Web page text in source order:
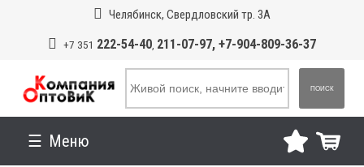
Челябинск, Свердловский тр. 3А
+7 351 222-54-40, 211-07-97, +7-904-809-36-37
ПОИСК
Меню